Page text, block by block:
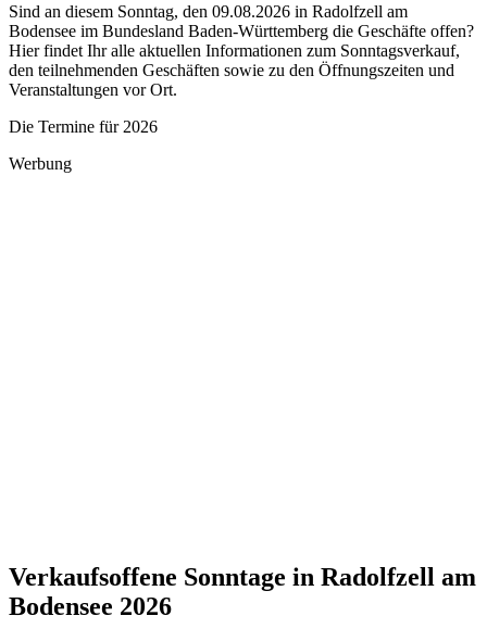
Sind an diesem Sonntag, den 09.08.2026 in Radolfzell am
Bodensee im Bundesland Baden-Württemberg die Geschäfte offen?
Hier findet Ihr alle aktuellen Informationen zum Sonntagsverkauf,
den teilnehmenden Geschäften sowie zu den Öffnungszeiten und
Veranstaltungen vor Ort.
Die Termine für 2026
Werbung
Verkaufsoffene Sonntage in Radolfzell am
Bodensee 2026